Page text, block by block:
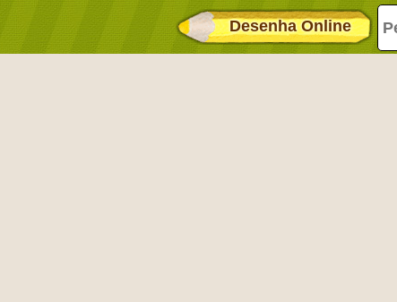
Desenha Online